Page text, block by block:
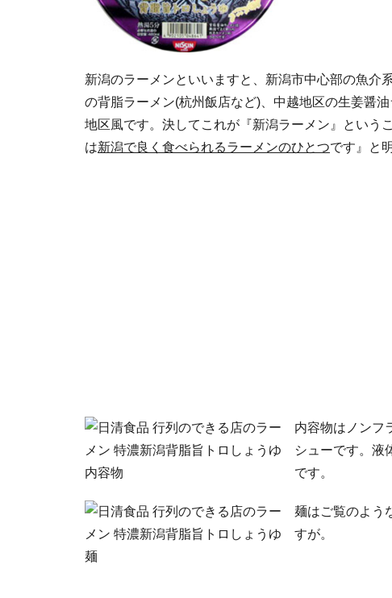
新潟のラーメンといいますと、新潟市中心部の魚介
の背脂ラーメン(杭州飯店など)、中越地区の生姜醤
地区風です。決してこれが『新潟ラーメン』という
は新潟で良く食べられるラーメンのひとつです』と
内容物はノンフ
シューです。液
です。
麺はご覧のよう
すが。